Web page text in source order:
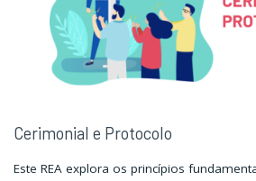
Cerimonial e Protocolo
Este REA explora os princípios